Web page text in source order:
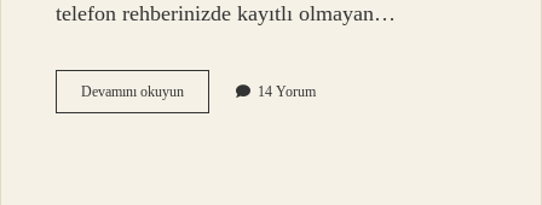
telefon rehberinizde kayıtlı olmayan…
Devamını okuyunÖzel
Whatsapp
14 Yorum